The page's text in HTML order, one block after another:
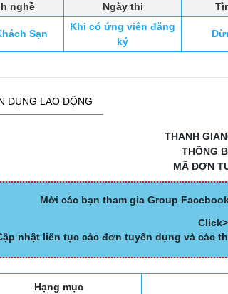
nghề Ngày thi
Sạn
Khi có ứng viên đăng
ký
DỤNG LAO ĐỘNG
THANH
THÔNG
MÃ ĐƠN
Mời các bạn tham gia Group
nhật liên tục các đơn tuyển dụng và các
Hạng mục